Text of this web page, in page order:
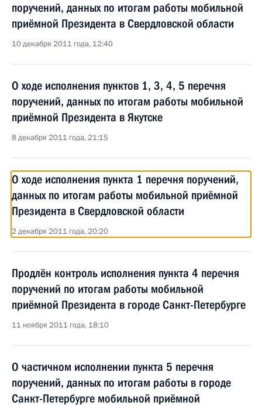
поручений, данных по итогам работы мобильной
приёмной Президента в Свердловской области
10 декабря 2011 года, 12:40
О ходе исполнения пунктов 1, 3, 4, 5 перечня
поручений, данных по итогам работы мобильной
приёмной Президента в Якутске
8 декабря 2011 года, 21:15
О ходе исполнения пункта 1 перечня поручений,
данных по итогам работы мобильной приёмной
Президента в Свердловской области
2 декабря 2011 года, 20:20
Продлён контроль исполнения пункта 4 перечня
поручений по итогам работы мобильной
приёмной Президента в городе Санкт-Петербурге
11 ноября 2011 года, 18:10
О частичном исполнении пункта 5 перечня
поручений, данных по итогам работы в городе
Санкт-Петербурге мобильной приёмной